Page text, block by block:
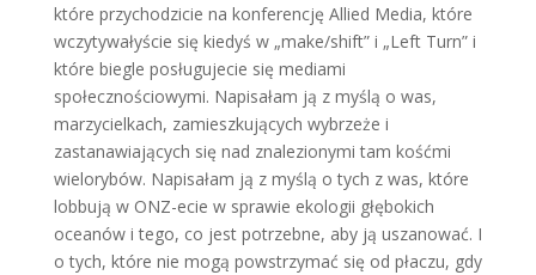
które przychodzicie na konferencję Allied Media, które
wczytywałyście się kiedyś w „make/shift” i „Left Turn” i
które biegle posługujecie się mediami
społecznościowymi. Napisałam ją z myślą o was,
marzycielkach, zamieszkujących wybrzeże i
zastanawiających się nad znalezionymi tam kośćmi
wielorybów. Napisałam ją z myślą o tych z was, które
lobbują w ONZ-ecie w sprawie ekologii głębokich
oceanów i tego, co jest potrzebne, aby ją uszanować. I
o tych, które nie mogą powstrzymać się od płaczu, gdy